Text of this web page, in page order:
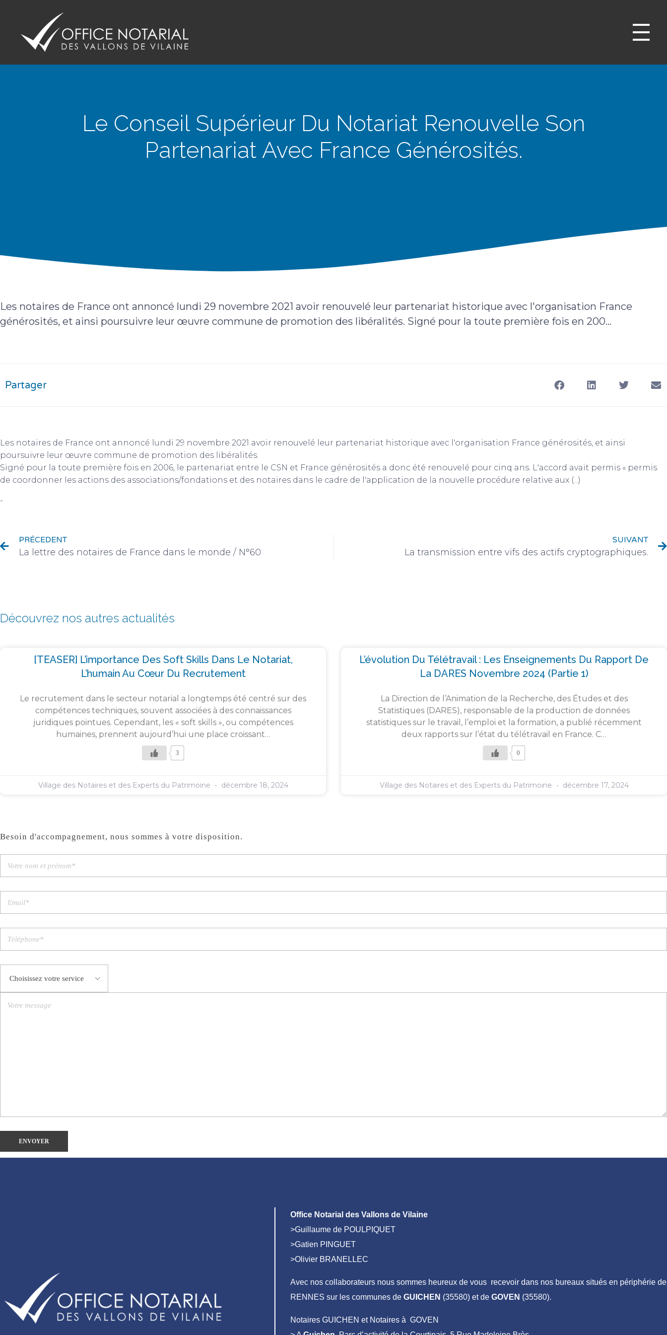
Le Conseil Supérieur Du Notariat Renouvelle Son
Partenariat Avec France Générosités.
Les notaires de France ont annoncé lundi 29 novembre 2021 avoir renouvelé leur partenariat historique avec l'organisation France
générosités, et ainsi poursuivre leur œuvre commune de promotion des libéralités. Signé pour la toute première fois en 200...
Partager
Les notaires de France ont annoncé lundi 29 novembre 2021 avoir renouvelé leur partenariat historique avec l'organisation France générosités, et ainsi
poursuivre leur œuvre commune de promotion des libéralités.
Signé pour la toute première fois en 2006, le partenariat entre le CSN et France générosités a donc été renouvelé pour cinq ans. L'accord avait permis « permis
de coordonner les actions des associations/fondations et des notaires dans le cadre de l'application de la nouvelle procédure relative aux (...)
-
PRÉCEDENT
La lettre des notaires de France dans le monde / N°60
SUIVANT
La transmission entre vifs des actifs cryptographiques.
Découvrez nos autres actualités
[TEASER] L’importance Des Soft Skills Dans Le Notariat,
L’humain Au Cœur Du Recrutement
Le recrutement dans le secteur notarial a longtemps été centré sur des
compétences techniques, souvent associées à des connaissances
juridiques pointues. Cependant, les « soft skills », ou compétences
humaines, prennent aujourd’hui une place croissant…
3
Village des Notaires et des Experts du Patrimoine décembre 18, 2024
L’évolution Du Télétravail : Les Enseignements Du Rapport De
La DARES Novembre 2024 (partie 1)
La Direction de l’Animation de la Recherche, des Études et des
Statistiques (DARES), responsable de la production de données
statistiques sur le travail, l’emploi et la formation, a publié récemment
deux rapports sur l’état du télétravail en France. C…
0
Village des Notaires et des Experts du Patrimoine décembre 17, 2024
Besoin d'accompagnement, nous sommes à votre disposition.
Office Notarial des Vallons de Vilaine
>Guillaume de POULPIQUET
>Gatien PINGUET
>Olivier BRANELLEC
Avec nos collaborateurs nous sommes heureux de vous recevoir dans nos bureaux situés en périphérie de
RENNES sur les communes deGUICHEN (35580) et deGOVEN (35580).
Notaires GUICHEN et Notaires à GOVEN